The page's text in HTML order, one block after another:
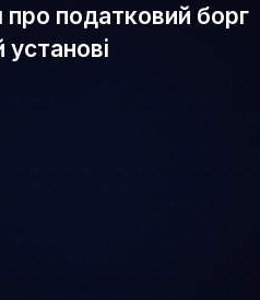
про податковий борг
установі